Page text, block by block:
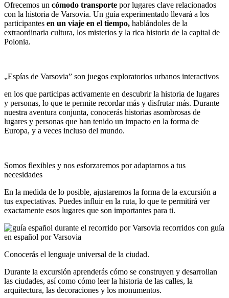
Ofrecemos un cómodo transporte por lugares clave relacionados
con la historia de Varsovia. Un guía experimentado llevará a los
participantes en un viaje en el tiempo, hablándoles de la
extraordinaria cultura, los misterios y la rica historia de la capital de
Polonia.
„Espías de Varsovia” son juegos exploratorios urbanos interactivos
en los que participas activamente en descubrir la historia de lugares
y personas, lo que te permite recordar más y disfrutar más. Durante
nuestra aventura conjunta, conocerás historias asombrosas de
lugares y personas que han tenido un impacto en la forma de
Europa, y a veces incluso del mundo.
Somos flexibles y nos esforzaremos por adaptarnos a tus
necesidades
En la medida de lo posible, ajustaremos la forma de la excursión a
tus expectativas. Puedes influir en la ruta, lo que te permitirá ver
exactamente esos lugares que son importantes para ti.
Conocerás el lenguaje universal de la ciudad.
Durante la excursión aprenderás cómo se construyen y desarrollan
las ciudades, así como cómo leer la historia de las calles, la
arquitectura, las decoraciones y los monumentos.